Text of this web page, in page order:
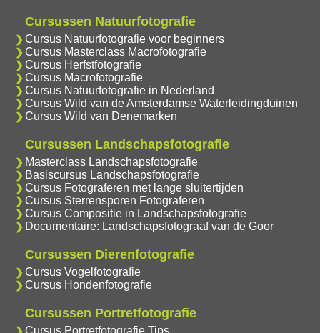
Cursussen Natuurfotografie
Cursus Natuurfotografie voor beginners
Cursus Masterclass Macrofotografie
Cursus Herfstfotografie
Cursus Macrofotografie
Cursus Natuurfotografie in Nederland
Cursus Wild van de Amsterdamse Waterleidingduinen
Cursus Wild van Denemarken
Cursussen Landschapsfotografie
Masterclass Landschapsfotografie
Basiscursus Landschapsfotografie
Cursus Fotograferen met lange sluitertijden
Cursus Sterrensporen Fotograferen
Cursus Compositie in Landschapsfotografie
Documentaire: Landschapsfotograaf van de Goor
Cursussen Dierenfotografie
Cursus Vogelfotografie
Cursus Hondenfotografie
Cursussen Portretfotografie
Cursus Portretfotografie Tips